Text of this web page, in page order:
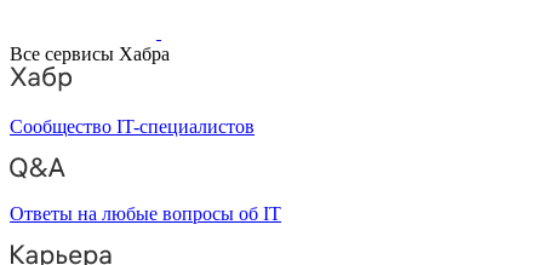
Все сервисы Хабра
Сообщество IT-специалистов
Ответы на любые вопросы об IT